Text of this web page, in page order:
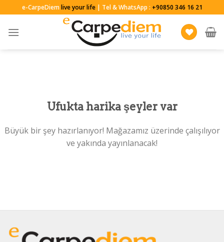
to
content
e-CarpeDiemlive your life| Tel & WhatsApp : +90850 346 16 21
Ufukta harika şeyler var
Büyük bir şey hazırlanıyor! Mağazamız üzerinde çalışılıyor
ve yakında yayınlanacak!